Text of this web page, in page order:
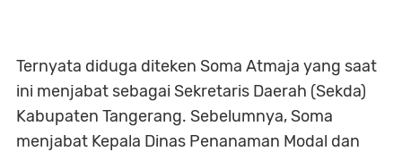
Ternyata diduga diteken Soma Atmaja yang saat
ini menjabat sebagai Sekretaris Daerah (Sekda)
Kabupaten Tangerang. Sebelumnya, Soma
menjabat Kepala Dinas Penanaman Modal dan